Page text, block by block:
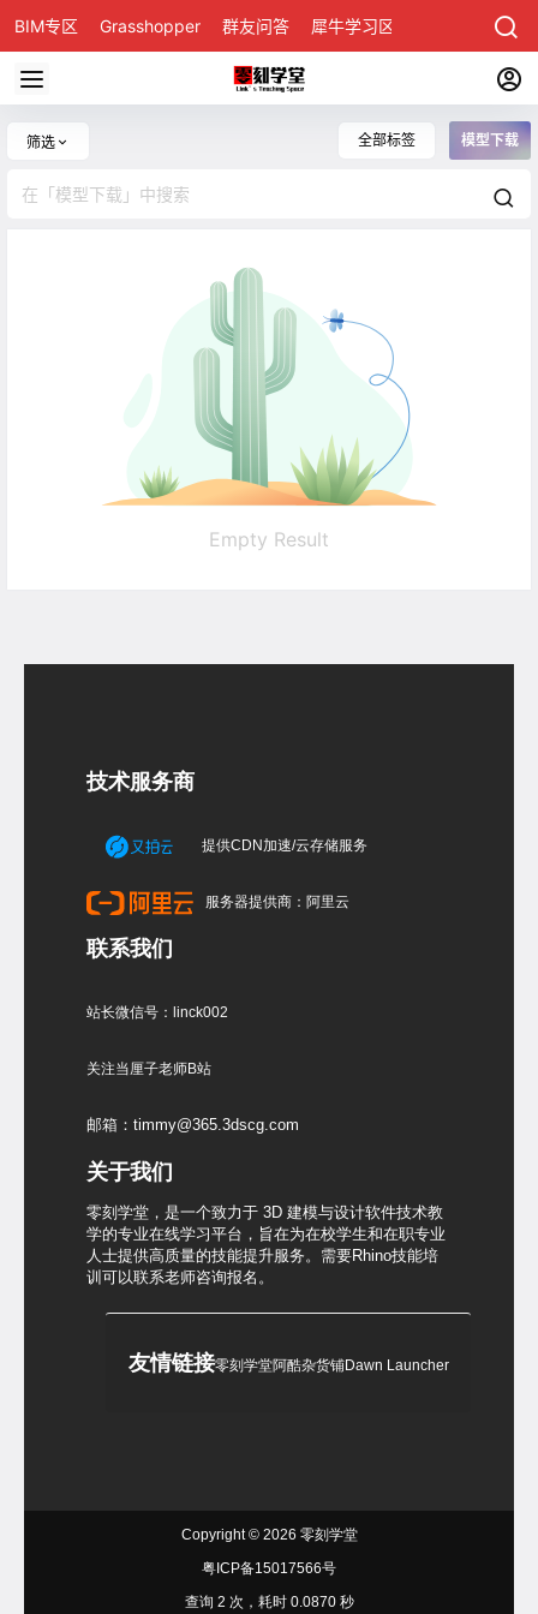
BIM专区 Grasshopper 群友问答 犀牛学习区
筛选 全部标签 模型下载
Empty Result
技术服务商
提供CDN加速/云存储服务
服务器提供商：阿里云
联系我们
站长微信号：linck002
关注当厘子老师B站
邮箱：timmy@365.3dscg.com
关于我们
零刻学堂，是一个致力于 3D 建模与设计软件技术教
学的专业在线学习平台，旨在为在校学生和在职专业
人士提供高质量的技能提升服务。需要Rhino技能培
训可以联系老师咨询报名。
友情链接零刻学堂阿酷杂货铺Dawn Launcher
Copyright © 2026 零刻学堂
粤ICP备15017566号
查询 2 次，耗时 0.0870 秒